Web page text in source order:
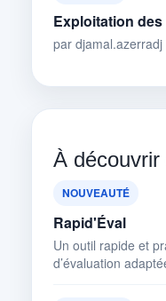
Exploitation
par djamal.azerradj
À
NOUVEAUTÉ
Rapid'Éval
Un outil rapide et
d’évaluation